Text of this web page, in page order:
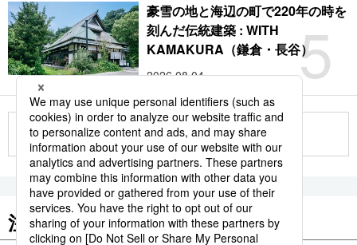
5
豪雪の地と海辺の町で220年の時を
刻んだ伝統建築 : WITH
KAMAKURA（鎌倉・長谷）
2026.08.04
もっと見る
注目のキーワード